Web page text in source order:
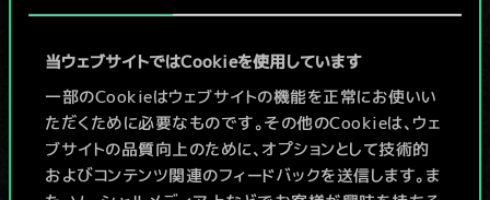
当ウェブサイトではCookieを使用しています
一部のCookieはウェブサイトの機能を正常にお使いい
ただくために必要なものです。その他のCookieは、ウェ
ブサイトの品質向上のために、オプションとして技術的
およびコンテンツ関連のフィードバックを送信します。ま
5 9 ダンディリオン
5 8 プリシラ
5 8 フォルテスト・プライド
4 8 コルヴォのヴィソゴタ